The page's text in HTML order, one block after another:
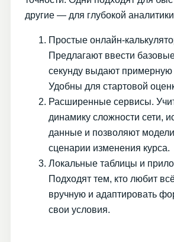
другие — для глубокой
Простые онлайн-
Предлагают ввести
секунду выдают
Удобны для стартовой
Расширенные сервисы.
динамику сложности сети,
данные и позволяют
сценарии изменения курса.
Локальные таблицы и
Подходят тем, кто любит
вручную и адаптировать
свои условия.